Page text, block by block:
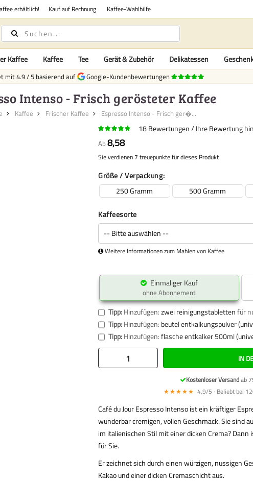
erhältlich! Kauf auf Rechnung Kaffee-Wahlhilfe
Kaffee Kaffee Tee Gerät & Zubehör Delikatessen
mit4.9/5 basierend auf Google-Kundenbewertungen
Intenso - Frisch gerösteter Kaffee
Kaffee Frischer Kaffee Espresso Intenso - Frisch ger�...
18Bewertungen Ihre Bewertung
Ab8,58
Sie verdienen 7 treuepunkte für dieses Produkt
Größe / Verpackung
250 Gramm
500 Gramm
Kaffeesorte
Weitere Informationen zum Mahlen von Kaffee
Einmaliger Kauf
ohne Abonnement
Tipp:Hinzufügen:zwei reinigungstablettenfür
Tipp:Hinzufügen: beutel entkalkungspulver
Tipp:Hinzufügen:flasche entkalker 500ml
IN
Kostenloser Versandab
★★★★★ 4,9/5 · Beliebt bei
Café du Jour Espresso Intenso ist ein kräftiger
wunderbar cremigen, vollen Geschmack. Sie sind
im italienischen Stil mit einer dicken Crema?
für Sie.
Er zeichnet sich durch einen würzigen, nussigen
Kakao und einer dicken Cremaschicht aus.